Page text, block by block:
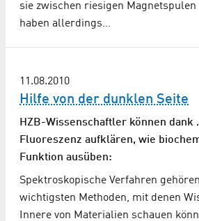
sie zwischen riesigen
haben allerdings…
11.08.2010
Hilfe von der dunklen Seite
HZB-Wissenschaftler können dank
Fluoreszenz aufklären, wie
Funktion ausüben:
Spektroskopische Verfahren
wichtigsten Methoden, mit denen
Innere von Materialien schauen